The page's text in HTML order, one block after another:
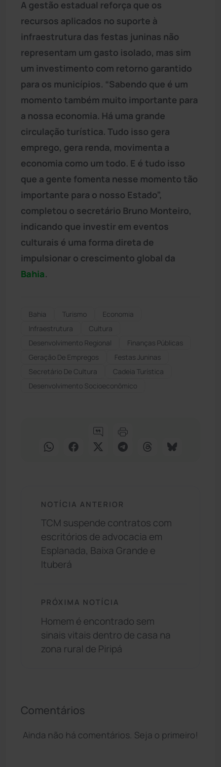
A gestão estadual reforça que os
recursos aplicados no suporte à
infraestrutura das festas juninas não
representam um gasto isolado, mas sim
um investimento com retorno garantido
para os municípios. “Sabendo que é um
momento também muito importante para
a nossa economia. Há uma grande
circulação turística. Tudo isso gera
emprego, gera renda, movimenta a
economia como um todo. E é tudo isso
que a gente fomenta nesse momento tão
importante para o nosso Estado”,
completou o secretário Bruno Monteiro,
indicando que investir em eventos
culturais é uma forma direta de
impulsionar o crescimento global da
Bahia.
Bahia Turismo
Economia
Infraestrutura
Cultura
Desenvolvimento Regional
Finanças Públicas
Geração De Empregos
Festas Juninas
Secretário De Cultura
Cadeia Turística
Desenvolvimento Socioeconômico
NOTÍCIA ANTERIOR
TCM suspende contratos com
escritórios de advocacia em
Esplanada, Baixa Grande e
Ituberá
PRÓXIMA NOTÍCIA
Homem é encontrado sem
sinais vitais dentro de casa na
zona rural de Piripá
Comentários
Ainda não há comentários. Seja o primeiro!